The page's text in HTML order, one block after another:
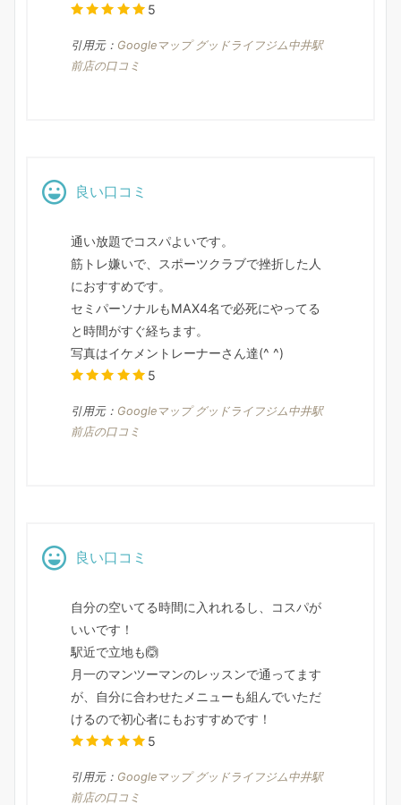
5
引用元： Googleマップ グッドライフジム中井駅
前店の口コミ
良い口コミ
通い放題でコスパよいです。
筋トレ嫌いで、スポーツクラブで挫折した人
におすすめです。
セミパーソナルもMAX4名で必死にやってる
と時間がすぐ経ちます。
写真はイケメントレーナーさん達(^ ^)
5
引用元： Googleマップ グッドライフジム中井駅
前店の口コミ
良い口コミ
自分の空いてる時間に入れれるし、コスパが
いいです！
駅近で立地も🙆
月一のマンツーマンのレッスンで通ってます
が、自分に合わせたメニューも組んでいただ
けるので初心者にもおすすめです！
5
引用元： Googleマップ グッドライフジム中井駅
前店の口コミ